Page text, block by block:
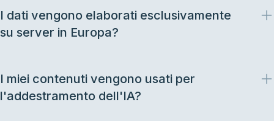
I dati vengono elaborati esclusivamente
su server in Europa?
I miei contenuti vengono usati per
l'addestramento dell'IA?